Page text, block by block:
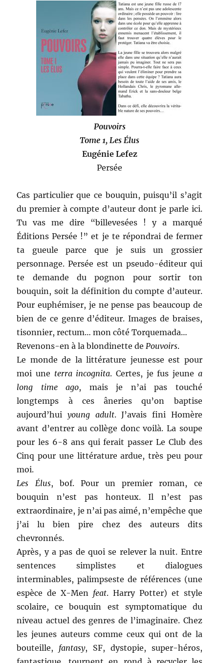
Pouvoirs
Tome 1, Les Élus
Eugénie Lefez
Persée
Cas particulier que ce bouquin, puisqu’il s’agit
du premier à compte d’auteur dont je parle ici.
Tu vas me dire “billevesées ! y a marqué
Éditions Persée !” et je te répondrai de fermer
ta gueule parce que je suis un grossier
personnage. Persée est un pseudo-éditeur qui
te demande du pognon pour sortir ton
bouquin, soit la définition du compte d’auteur.
Pour euphémiser, je ne pense pas beaucoup de
bien de ce genre d’éditeur. Images de braises,
tisonnier, rectum… mon côté Torquemada…
Revenons-en à la blondinette de Pouvoirs.
Le monde de la littérature jeunesse est pour
moi une terra incognita. Certes, je fus jeune a
long time ago, mais je n’ai pas touché
longtemps à ces âneries qu’on baptise
aujourd’huiyoung adult. J’avais fini Homère
avant d’entrer au collège donc voilà. La soupe
pour les 6-8 ans qui ferait passer Le Club des
Cinq pour une littérature ardue, très peu pour
moi.
Les Élus, bof. Pour un premier roman, ce
bouquin n’est pas honteux. Il n’est pas
extraordinaire, je n’ai pas aimé, n’empêche que
j’ai lu bien pire chez des auteurs dits
chevronnés.
Après, y a pas de quoi se relever la nuit. Entre
sentences simplistes et dialogues
interminables, palimpseste de références (une
espèce de X-Men feat. Harry Potter) et style
scolaire, ce bouquin est symptomatique du
niveau actuel des genres de l’imaginaire. Chez
les jeunes auteurs comme ceux qui ont de la
bouteille, fantasy, SF, dystopie, super-héros,